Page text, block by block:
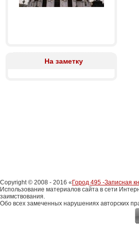
На заметку
Copyright © 2008 - 2016 « Город 495 -Записная
Использование материалов сайта в сети
заимствования.
Обо всех замеченных нарушениях авторских